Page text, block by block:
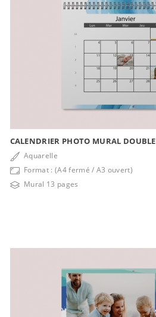
CALENDRIER PHOTO MURAL DOUBLE
Aquarelle
Format : (A4 fermé / A3 ouvert)
Mural 13 pages